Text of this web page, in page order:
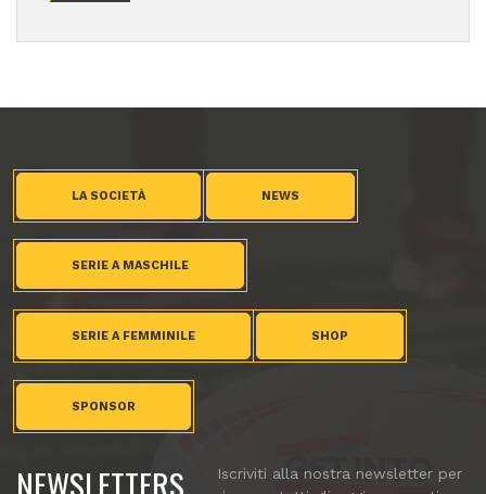
LA SOCIETÀ NEWS
SERIE A MASCHILE
SERIE A FEMMINILE SHOP
SPONSOR
NEWSLETTERS
Iscriviti alla nostra newsletter per